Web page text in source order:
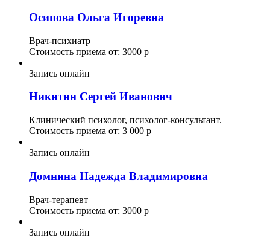
Осипова Ольга Игоревна
Врач-психиатр
Стоимость приема от: 3000 р
Запись онлайн
Никитин Сергей Иванович
Клинический психолог, психолог-консультант.
Стоимость приема от: 3 000 р
Запись онлайн
Домнина Надежда Владимировна
Врач-терапевт
Стоимость приема от: 3000 р
Запись онлайн